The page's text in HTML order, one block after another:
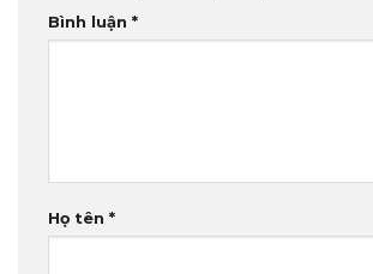
Bình luận *
Họ tên *